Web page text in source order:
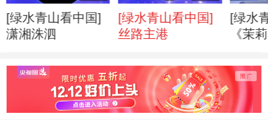
[绿水青山看中国]
潇湘洙泗
[绿水青山看中国]
丝路主港
[绿水
《茉